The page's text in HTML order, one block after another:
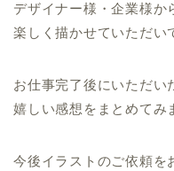
デザイナー様・企業様か
楽しく描かせていただい
お仕事完了後にいただい
嬉しい感想をまとめてみ
今後イラストのご依頼を